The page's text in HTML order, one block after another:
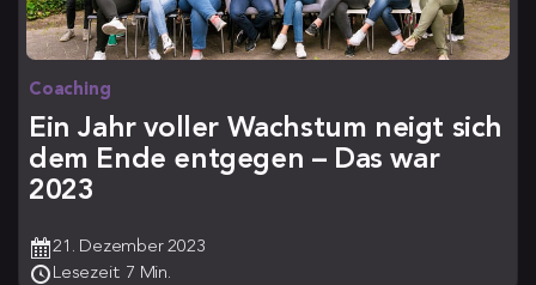
Coaching
Ein Jahr voller Wachstum neigt sich
dem Ende entgegen – Das war
2023
21. Dezember 2023
Lesezeit: 7 Min.